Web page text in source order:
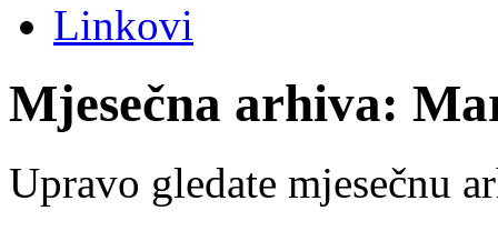
Linkovi
Mjesečna arhiva:
Upravo gledate mjesečnu